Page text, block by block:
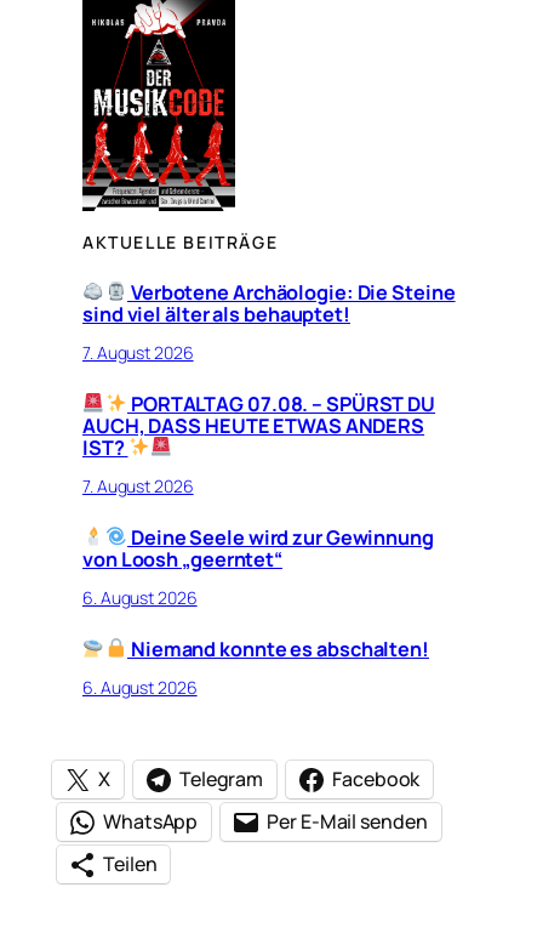
AKTUELLE BEITRÄGE
Verbotene Archäologie: Die Steine
sind viel älter als behauptet!
7. August 2026
PORTALTAG 07.08. – SPÜRST DU
AUCH, DASS HEUTE ETWAS ANDERS
IST?
7. August 2026
Deine Seele wird zur Gewinnung
von Loosh „geerntet“
6. August 2026
Niemand konnte es abschalten!
6. August 2026
X Telegram
Facebook
WhatsApp
Per E-Mail senden
Teilen